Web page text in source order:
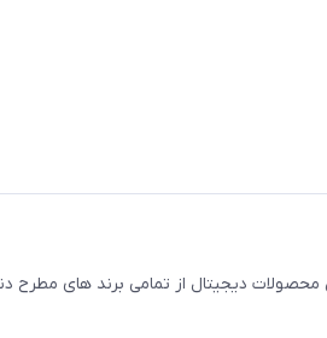
ارائه به روز ترین محصولات دیجیتال از تمامی برند های